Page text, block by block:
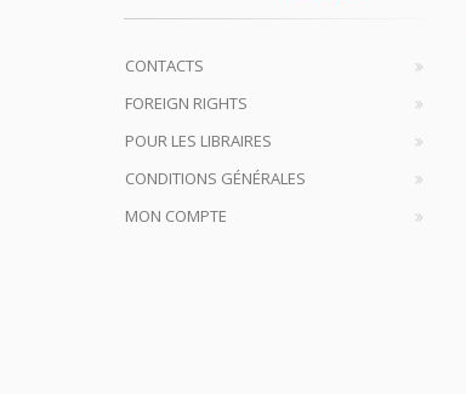
CONTACTS
FOREIGN RIGHTS
POUR LES LIBRAIRES
CONDITIONS GÉNÉRALES
MON COMPTE